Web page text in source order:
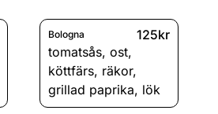
Bologna
125kr
tomatsås,ost,
köttfärs, räkor,
grillad paprika, lök